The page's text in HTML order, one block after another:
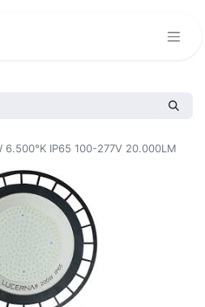
6.500°K IP65 100-277V 20.000LM